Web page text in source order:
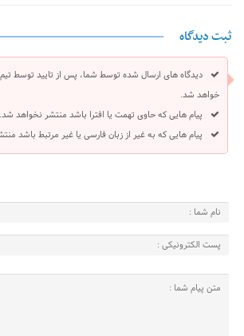
ثبت دیدگاه
دیدگاه های ارسال شده توسط شما، پس از تایید توسط
خواهد شد.
پیام هایی که حاوی تهمت یا افترا باشد منتشر نخواهد شد.
پیام هایی که به غیر از زبان فارسی یا غیر مرتبط باشد